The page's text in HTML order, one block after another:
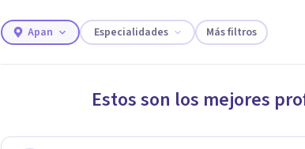
Responder cuestionario
Apan Especialidades Más filtros
Estos son los mejores